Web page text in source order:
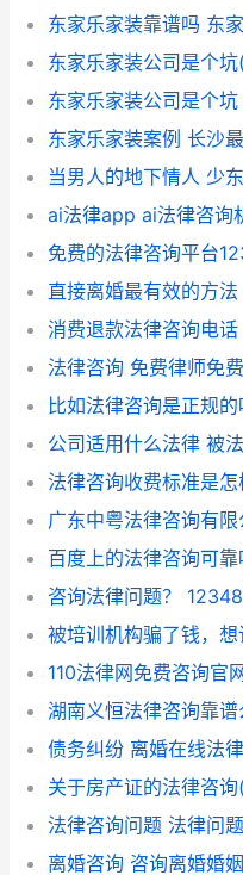
东家乐家装靠谱吗 东
东家乐家装公司是个
东家乐家装公司是个
东家乐家装案例 长沙
当男人的地下情人 少
ai法律app ai法律咨询
免费的法律咨询平台
直接离婚最有效的方法
消费退款法律咨询电话
法律咨询 免费律师免
比如法律咨询是正规
公司适用什么法律 被
百度上的法律咨询可
咨询法律问题？
110法律网免费咨询官
债务纠纷 离婚在线法
关于房产证的法律咨
法律咨询问题 法律问
离婚咨询 咨询离婚婚